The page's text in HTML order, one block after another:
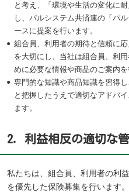
と考え、「環境や生活の変化に
し、パルシステム共済連の「パ
ースに提案を行います。
組合員、利用者の期待と信頼に
を大切にし、当社は組合員、利
めに必要な情報や商品のご案内を
専門的な知識や商品知識を習得
と把握したうえで適切なアドバ
ます。
2．利益相反の適切な
私たちは、組合員、利用者の利
を優先した保険募集を行います。